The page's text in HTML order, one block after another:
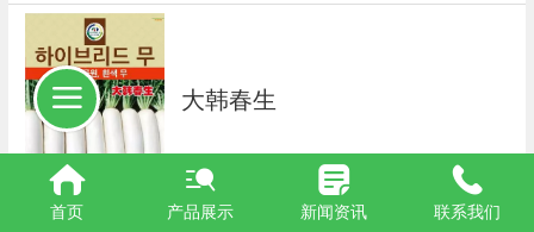
大韩春生
首页 产品展示 新闻资讯 联系我们